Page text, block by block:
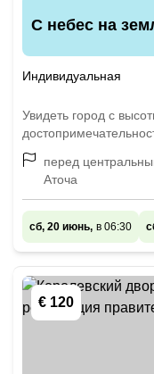
С небес на
Индивидуальная
Увидеть город с
перед
Аточа
сб, 20 июнь, в 06:30
€ 120